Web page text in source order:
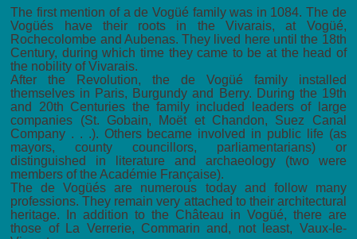
The first mention of a de Vogüé family was in 1084. The de
Vogüés have their roots in the Vivarais, at Vogüé,
Rochecolombe and Aubenas. They lived here until the 18th
Century, during which time they came to be at the head of
the nobility of Vivarais.
After the Revolution, the de Vogüé family installed
themselves in Paris, Burgundy and Berry. During the 19th
and 20th Centuries the family included leaders of large
companies (St. Gobain, Moët et Chandon, Suez Canal
Company . . .). Others became involved in public life (as
mayors, county councillors, parliamentarians) or
distinguished in literature and archaeology (two were
members of the Académie Française).
The de Vogüés are numerous today and follow many
professions. They remain very attached to their architectural
heritage. In addition to the Château in Vogüé, there are
those of La Verrerie, Commarin and, not least, Vaux-le-